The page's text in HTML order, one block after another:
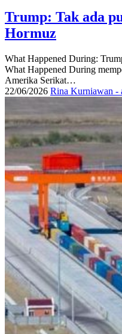
Trump: Tak ada
Hormuz
What Happened During:
What Happened During
Amerika Serikat…
22/06/2026 Rina Kurniawan -